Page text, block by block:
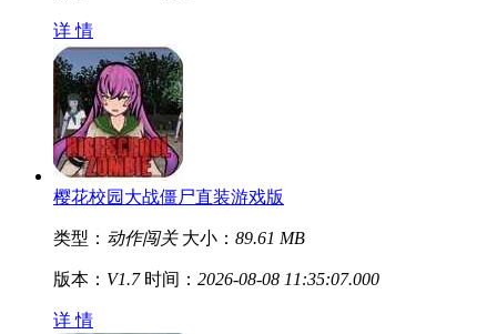
详 情
樱花校园大战僵尸直装游戏版
类型： 动作闯关 大小： 89.61 MB
版本： V1.7 时间： 2026-08-08 11:35:07.000
详 情